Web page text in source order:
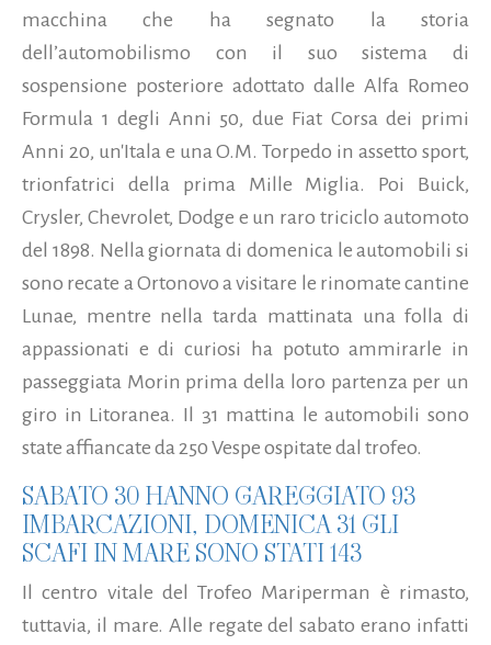
macchina che ha segnato la storia
dell’automobilismo con il suo sistema di
sospensione posteriore adottato dalle Alfa Romeo
Formula 1 degli Anni 50, due Fiat Corsa dei primi
Anni 20, un'Itala e una O.M. Torpedo in assetto sport,
trionfatrici della prima Mille Miglia. Poi Buick,
Crysler, Chevrolet, Dodge e un raro triciclo automoto
del 1898. Nella giornata di domenica le automobili si
sono recate a Ortonovo a visitare le rinomate cantine
Lunae, mentre nella tarda mattinata una folla di
appassionati e di curiosi ha potuto ammirarle in
passeggiata Morin prima della loro partenza per un
giro in Litoranea. Il 31 mattina le automobili sono
state affiancate da 250 Vespe ospitate dal trofeo.
SABATO 30 HANNO GAREGGIATO 93
IMBARCAZIONI, DOMENICA 31 GLI
SCAFI IN MARE SONO STATI 143
Il centro vitale del Trofeo Mariperman è rimasto,
tuttavia, il mare. Alle regate del sabato erano infatti